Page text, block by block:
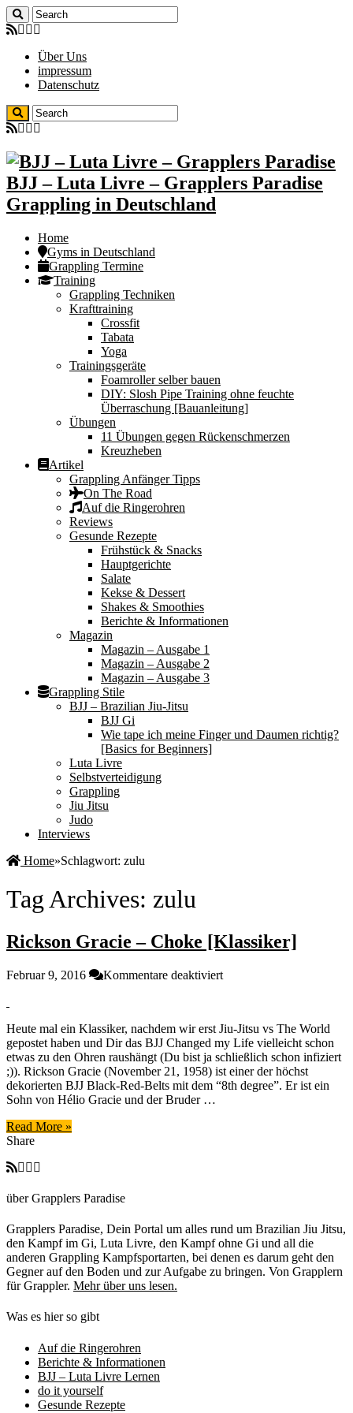
Über Uns
impressum
Datenschutz
BJJ – Luta Livre – Grapplers Paradise
Grappling in Deutschland
Home
Gyms in Deutschland
Grappling Termine
Training
Grappling Techniken
Krafttraining
Crossfit
Tabata
Yoga
Trainingsgeräte
Foamroller selber bauen
DIY: Slosh Pipe Training ohne feuchte
Überraschung [Bauanleitung]
Übungen
11 Übungen gegen Rückenschmerzen
Kreuzheben
Artikel
Grappling Anfänger Tipps
On The Road
Auf die Ringerohren
Reviews
Gesunde Rezepte
Frühstück & Snacks
Hauptgerichte
Salate
Kekse & Dessert
Shakes & Smoothies
Berichte & Informationen
Magazin
Magazin – Ausgabe 1
Magazin – Ausgabe 2
Magazin – Ausgabe 3
Grappling Stile
BJJ – Brazilian Jiu-Jitsu
BJJ Gi
Wie tape ich meine Finger und Daumen richtig?
[Basics for Beginners]
Luta Livre
Selbstverteidigung
Grappling
Jiu Jitsu
Judo
Interviews
Home»Schlagwort: zulu
Tag Archives: zulu
Rickson Gracie – Choke [Klassiker]
Februar 9, 2016 Kommentare deaktiviertfür
Choke
[Klassiker]
Heute mal ein Klassiker, nachdem wir erst Jiu-Jitsu vs The World
gepostet haben und Dir das BJJ Changed my Life vielleicht schon
etwas zu den Ohren raushängt (Du bist ja schließlich schon infiziert
;)). Rickson Gracie (November 21, 1958) ist einer der höchst
dekorierten BJJ Black-Red-Belts mit dem “8th degree”. Er ist ein
Sohn von Hélio Gracie und der Bruder …
Read More »
Share
über Grapplers Paradise
Grapplers Paradise, Dein Portal um alles rund um Brazilian Jiu Jitsu,
den Kampf im Gi, Luta Livre, den Kampf ohne Gi und all die
anderen Grappling Kampfsportarten, bei denen es darum geht den
Gegner auf den Boden und zur Aufgabe zu bringen. Von Grapplern
für Grappler. Mehr über uns lesen.
Was es hier so gibt
Auf die Ringerohren
Berichte & Informationen
BJJ – Luta Livre Lernen
do it yourself
Gesunde Rezepte